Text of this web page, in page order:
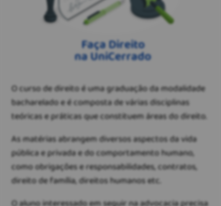
Faça Direito
na UniCerrado
O curso de direito é uma graduação da modalidade
bacharelado e é composta de várias disciplinas
teóricas e práticas que constituem áreas do direito.
As matérias abrangem diversos aspectos da vida
pública e privada e do comportamento humano,
como obrigações e responsabilidades, contratos,
direito de família, direitos humanos etc.